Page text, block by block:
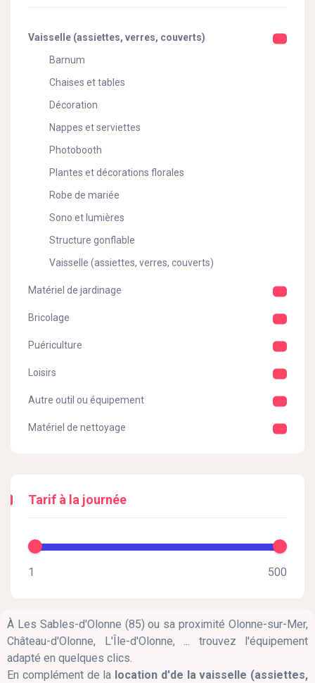
Vaisselle (assiettes, verres, couverts)
Barnum
Chaises et tables
Décoration
Nappes et serviettes
Photobooth
Plantes et décorations florales
Robe de mariée
Sono et lumières
Structure gonflable
Vaisselle (assiettes, verres, couverts)
Matériel de jardinage
Bricolage
Puériculture
Loisirs
Autre outil ou équipement
Matériel de nettoyage
Tarif à la journée
À Les Sables-d'Olonne (85) ou sa proximité Olonne-sur-Mer,
Château-d'Olonne, L'Île-d'Olonne, ... trouvez l'équipement
adapté en quelques clics.
En complément de la location d'de la vaisselle (assiettes,